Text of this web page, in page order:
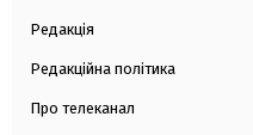
Редакція
Редакційна політика
Про телеканал